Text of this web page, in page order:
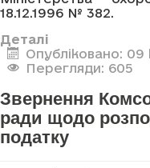
18.12.1996 № 382.
Деталі
Опубліковано: 09
Перегляди: 605
Звернення
ради щодо
податку